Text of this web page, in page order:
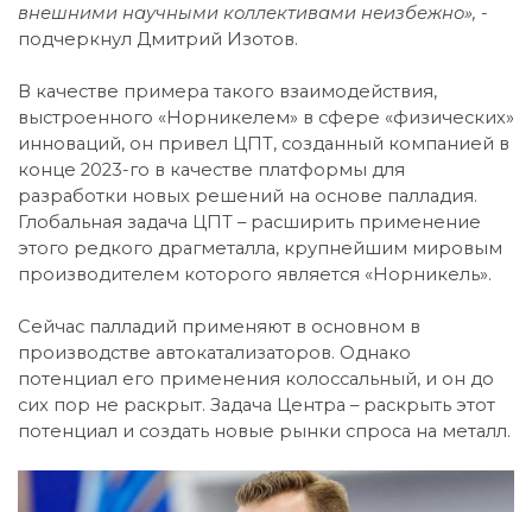
внешними научными коллективами неизбежно», -
подчеркнул Дмитрий Изотов.
В качестве примера такого взаимодействия,
выстроенного «Норникелем» в сфере «физических»
инноваций, он привел ЦПТ, созданный компанией в
конце 2023-го в качестве платформы для
разработки новых решений на основе палладия.
Глобальная задача ЦПТ – расширить применение
этого редкого драгметалла, крупнейшим мировым
производителем которого является «Норникель».
Сейчас палладий применяют в основном в
производстве автокатализаторов. Однако
потенциал его применения колоссальный, и он до
сих пор не раскрыт. Задача Центра – раскрыть этот
потенциал и создать новые рынки спроса на металл.